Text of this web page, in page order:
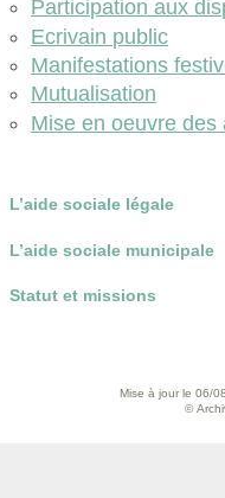
Participation aux
Ecrivain public
Manifestations
Mutualisation
Mise en oeuvre
L’aide sociale légale
L’aide sociale municipale
Statut et missions
Mise à jour le 06/
©